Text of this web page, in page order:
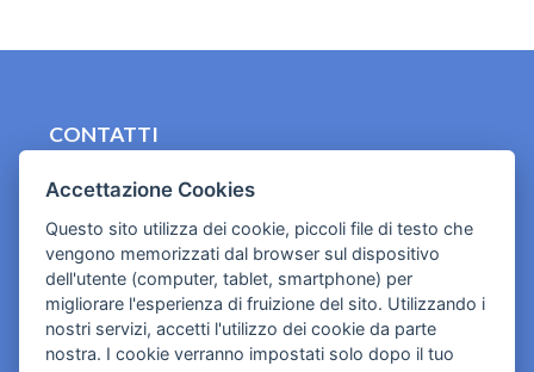
CONTATTI
Cookies e informativa privacy
Accettazione Cookies
Questo sito utilizza dei cookie, piccoli file di testo che
vengono memorizzati dal browser sul dispositivo
dell'utente (computer, tablet, smartphone) per
migliorare l'esperienza di fruizione del sito. Utilizzando i
nostri servizi, accetti l'utilizzo dei cookie da parte
nostra. I cookie verranno impostati solo dopo il tuo